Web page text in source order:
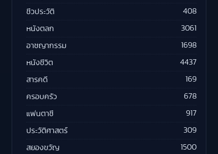
ชีวประวัติ 408
หนังตลก 3061
อาชญากรรม 1698
หนังชีวิต 4437
สารคดี 169
ครอบครัว 678
แฟนตาซี 917
ประวัติศาสตร์ 309
สยองขวัญ 1500